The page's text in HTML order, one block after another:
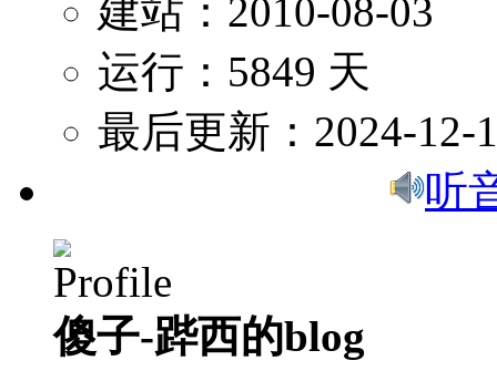
建站：2010-08-03
运行：5849 天
最后更新：2024-12-
听
傻子-跸西的blog